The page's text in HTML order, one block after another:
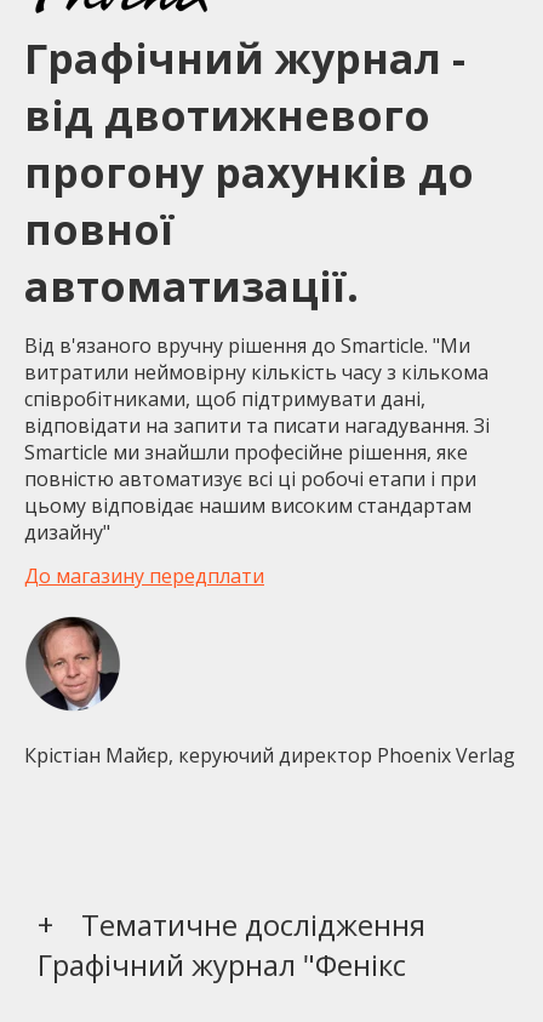
Графічний журнал -
від двотижневого
прогону рахунків до
повної
автоматизації.
Від в'язаного вручну рішення до Smarticle. "Ми
витратили неймовірну кількість часу з кількома
співробітниками, щоб підтримувати дані,
відповідати на запити та писати нагадування. Зі
Smarticle ми знайшли професійне рішення, яке
повністю автоматизує всі ці робочі етапи і при
цьому відповідає нашим високим стандартам
дизайну"
До магазину передплати
Крістіан Майєр, керуючий директор Phoenix Verlag
Тематичне дослідження
Графічний журнал "Фенікс